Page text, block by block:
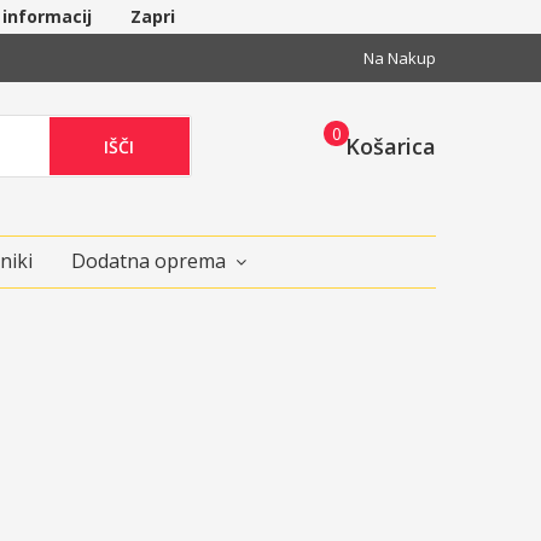
informacij Zapri
Na Nakup
Košarica
0
IŠČI
Dodatna oprema